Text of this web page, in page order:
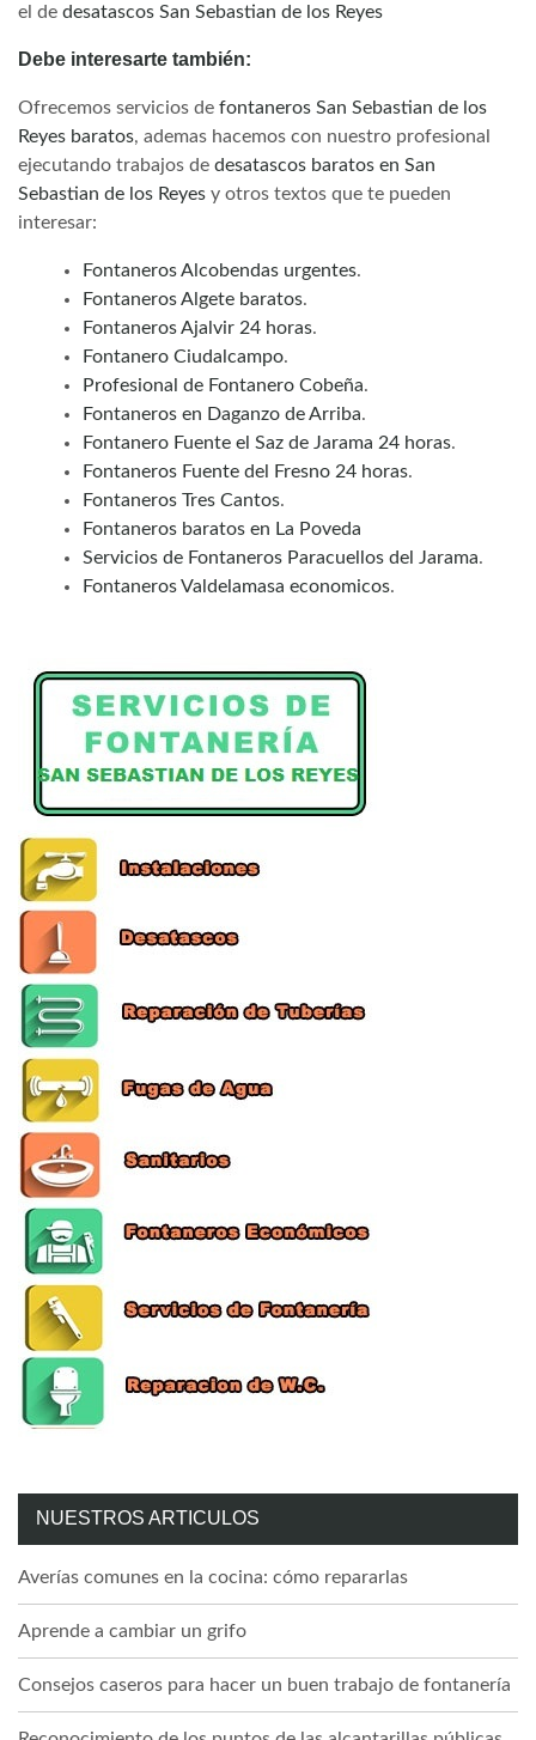
el de desatascos San Sebastian de los Reyes
Debe interesarte también:
Ofrecemos servicios de fontaneros San Sebastian de los
Reyes baratos, ademas hacemos con nuestro profesional
ejecutando trabajos de desatascos baratos en San
Sebastian de los Reyes y otros textos que te pueden
interesar:
Fontaneros Alcobendas urgentes.
Fontaneros Algete baratos.
Fontaneros Ajalvir 24 horas.
Fontanero Ciudalcampo.
Profesional de Fontanero Cobeña.
Fontaneros en Daganzo de Arriba.
Fontanero Fuente el Saz de Jarama 24 horas.
Fontaneros Fuente del Fresno 24 horas.
Fontaneros Tres Cantos.
Fontaneros baratos en La Poveda
Servicios de Fontaneros Paracuellos del Jarama.
Fontaneros Valdelamasa economicos.
NUESTROS ARTICULOS
Averías comunes en la cocina: cómo repararlas
Aprende a cambiar un grifo
Consejos caseros para hacer un buen trabajo de fontanería